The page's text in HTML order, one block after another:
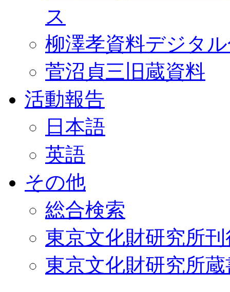
ス
柳澤孝資料デジタ
菅沼貞三旧蔵資料
活動報告
日本語
英語
その他
総合検索
東京文化財研究所
東京文化財研究所